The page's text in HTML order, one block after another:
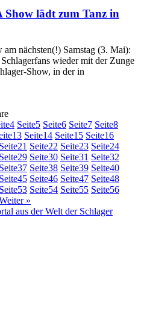
lädt zum Tanz in
nächsten(!) Samstag (3. Mai):
wieder mit der Zunge
Show, in der in
4 Seite5 Seite6 Seite7 Seite8
13 Seite14 Seite15 Seite16
Seite21 Seite22 Seite23 Seite24
Seite29 Seite30 Seite31 Seite32
Seite37 Seite38 Seite39 Seite40
Seite45 Seite46 Seite47 Seite48
Seite53 Seite54 Seite55 Seite56
»